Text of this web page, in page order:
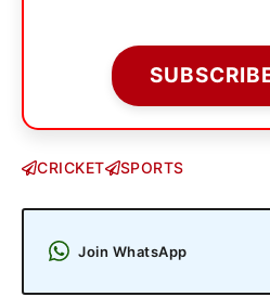
CRICKET SPORTS
Join WhatsApp